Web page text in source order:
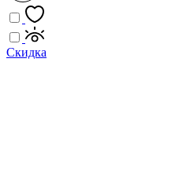
Скидка